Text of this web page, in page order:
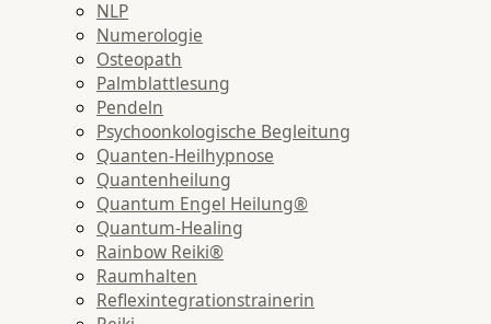
NLP
Numerologie
Osteopath
Palmblattlesung
Pendeln
Psychoonkologische Begleitung
Quanten-Heilhypnose
Quantenheilung
Quantum Engel Heilung®
Quantum-Healing
Rainbow Reiki®
Raumhalten
Reflexintegrationstrainerin